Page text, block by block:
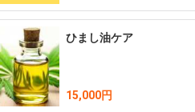
ひまし油ケア
15,000円